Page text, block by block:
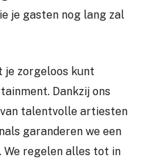
je gasten nog lang zal
je zorgeloos kunt
Dankzij ons
talentvolle artiesten
garanderen we een
We regelen alles tot in